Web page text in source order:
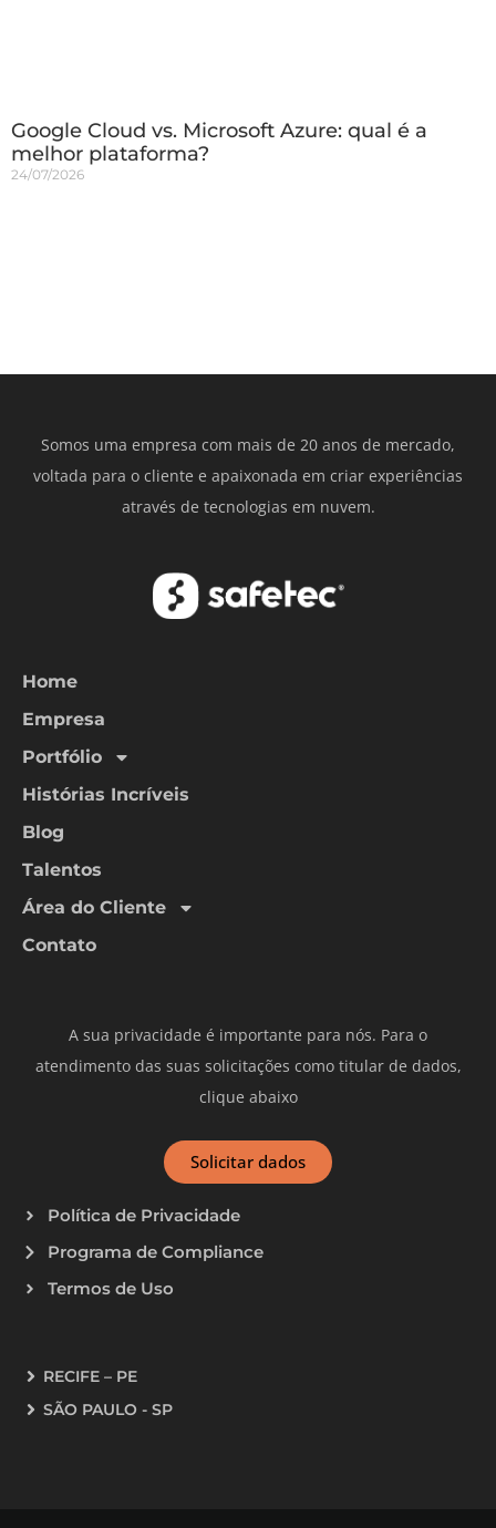
Google Cloud vs. Microsoft Azure: qual é a
melhor plataforma?
24/07/2026
Somos uma empresa com mais de 20 anos de mercado,
voltada para o cliente e apaixonada em criar experiências
através de tecnologias em nuvem.
Home
Empresa
Portfólio
Histórias Incríveis
Blog
Talentos
Área do Cliente
Contato
A sua privacidade é importante para nós. Para o
atendimento das suas solicitações como titular de dados,
clique abaixo
Solicitar dados
Política de Privacidade
Programa de Compliance
Termos de Uso
RECIFE – PE
SÃO PAULO - SP